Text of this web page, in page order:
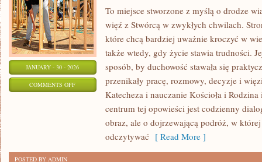
JANUARY - 30 - 2026
COMMENTS OFFON
EWANGELIZACJA
To miejsce stworzone z myślą o drodze
więź z Stwórcą w zwykłych chwilach.
które chcą bardziej uważnie kroczyć w
także wtedy, gdy życie stawia trudności.
sposób, by duchowość stawała się
przenikały pracę, rozmowy, decyzje i
Katecheza i nauczanie Kościoła i
centrum tej opowieści jest codzienny
obraz, ale o dojrzewającą podróż, w
odczytywać [ Read More ]
POSTED BY ADMIN